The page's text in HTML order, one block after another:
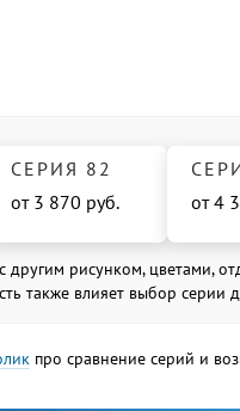
СЕРИЯ 82
от 3 870 руб.
от 4
другим рисунком, цветами,
также влияет выбор серии
про сравнение серий и